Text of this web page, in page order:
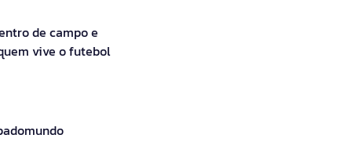
de campo e
vive o futebol